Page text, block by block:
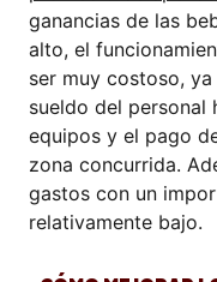
ganancias de las
alto, el
ser muy costoso,
sueldo del personal
equipos y el pago
zona concurrida.
gastos con un
relativamente bajo.